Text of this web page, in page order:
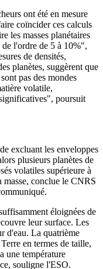
ont été en mesure
coïncider ces calculs
les masses planétaires
l'ordre de 5 à 10%",
de densités,
planètes, suggèrent que
pas des mondes
volatile,
poursuit
excluant les enveloppes
plusieurs planètes de
volatiles supérieure à
masse, conclue le CNRS
éloignées de
leur surface. Les
d'eau. La quatrième
en termes de taille,
une température
souligne l'ESO.